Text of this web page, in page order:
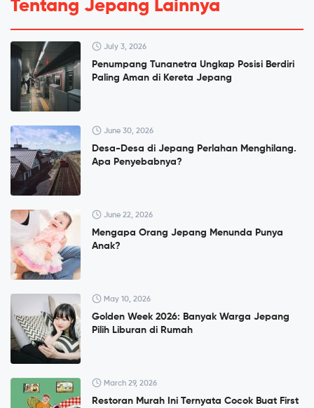
Tentang Jepang Lainnya
July 3, 2026
Penumpang Tunanetra Ungkap Posisi Berdiri
Paling Aman di Kereta Jepang
June 30, 2026
Desa-Desa di Jepang Perlahan Menghilang.
Apa Penyebabnya?
June 22, 2026
Mengapa Orang Jepang Menunda Punya
Anak?
May 10, 2026
Golden Week 2026: Banyak Warga Jepang
Pilih Liburan di Rumah
March 29, 2026
Restoran Murah Ini Ternyata Cocok Buat First